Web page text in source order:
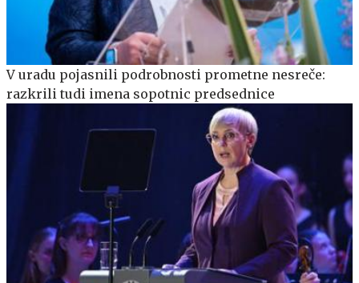
V uradu pojasnili podrobnosti prometne nesreče:
razkrili tudi imena sopotnic predsednice